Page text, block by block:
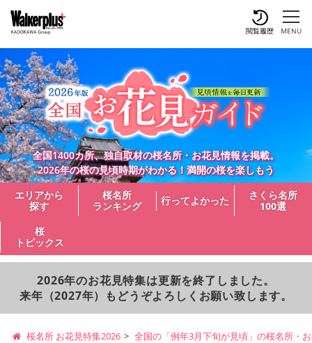
MENU
閲覧履歴
全国1400カ所、独自取材の桜名所・お花見情報を掲載。
2026年の桜の見頃時期がわかる！満開の桜を楽しもう
エリアから
探す
桜名所
ランキング
行ってよかった
さくら名所
100選
桜
トピックス
2026年のお花見特集は更新を終了しました。
来年（2027年）もどうぞよろしくお願い致します。
桜名所 お花見特集2026 全国の「例年3月下旬が見頃」の桜名所・